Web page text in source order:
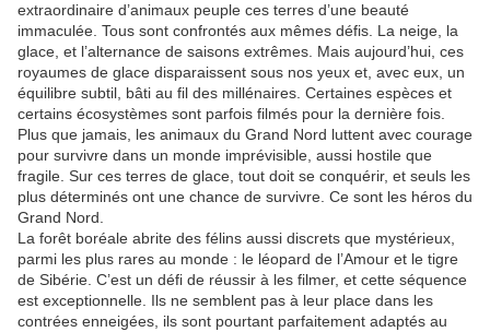
extraordinaire d’animaux peuple ces terres d’une beauté
immaculée. Tous sont confrontés aux mêmes défis. La neige, la
glace, et l’alternance de saisons extrêmes. Mais aujourd’hui, ces
royaumes de glace disparaissent sous nos yeux et, avec eux, un
équilibre subtil, bâti au fil des millénaires. Certaines espèces et
certains écosystèmes sont parfois filmés pour la dernière fois.
Plus que jamais, les animaux du Grand Nord luttent avec courage
pour survivre dans un monde imprévisible, aussi hostile que
fragile. Sur ces terres de glace, tout doit se conquérir, et seuls les
plus déterminés ont une chance de survivre. Ce sont les héros du
Grand Nord.
La forêt boréale abrite des félins aussi discrets que mystérieux,
parmi les plus rares au monde : le léopard de l’Amour et le tigre
de Sibérie. C’est un défi de réussir à les filmer, et cette séquence
est exceptionnelle. Ils ne semblent pas à leur place dans les
contrées enneigées, ils sont pourtant parfaitement adaptés au